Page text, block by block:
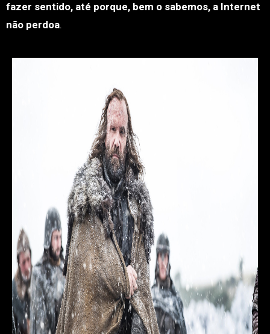
fazer sentido, até porque, bem o sabemos, a Internet
não perdoa.